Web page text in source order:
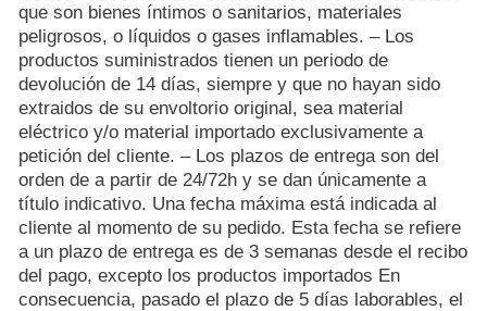
que son bienes íntimos o sanitarios, materiales
peligrosos, o líquidos o gases inflamables. – Los
productos suministrados tienen un periodo de
devolución de 14 días, siempre y que no hayan sido
extraidos de su envoltorio original, sea material
eléctrico y/o material importado exclusivamente a
petición del cliente. – Los plazos de entrega son del
orden de a partir de 24/72h y se dan únicamente a
título indicativo. Una fecha máxima está indicada al
cliente al momento de su pedido. Esta fecha se refiere
a un plazo de entrega es de 3 semanas desde el recibo
del pago, excepto los productos importados En
consecuencia, pasado el plazo de 5 días laborables, el